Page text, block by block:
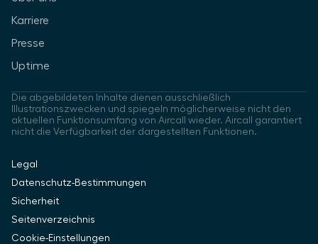
Karriere
Presse
Uptime
Die abgebildeten Inhalte dienen ausschließlich
Illustrationszwecken und spiegeln möglicherweise nicht den
aktuellen Funktionsumfang von Aircall wieder. Aircall garantiert
nicht die Verfügbarkeit der dargestellten Funktionen.
Legal
Datenschutz-Bestimmungen
Sicherheit
Seitenverzeichnis
Cookie-Einstellungen